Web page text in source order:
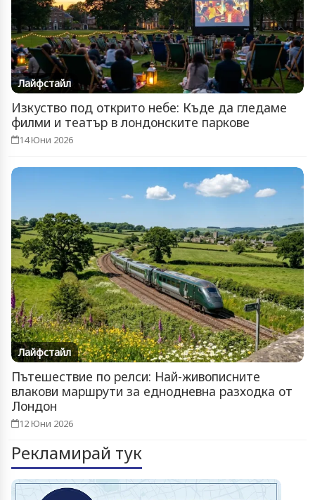
Лайфстайл
Изкуство под открито небе: Къде да гледаме
филми и театър в лондонските паркове
14 Юни 2026
Лайфстайл
Пътешествие по релси: Най-живописните
влакови маршрути за еднодневна разходка от
Лондон
12 Юни 2026
Рекламирай тук